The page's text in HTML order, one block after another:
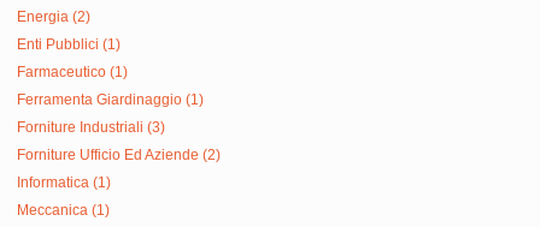
Energia (2)
Enti Pubblici (1)
Farmaceutico (1)
Ferramenta Giardinaggio (1)
Forniture Industriali (3)
Forniture Ufficio Ed Aziende (2)
Informatica (1)
Meccanica (1)